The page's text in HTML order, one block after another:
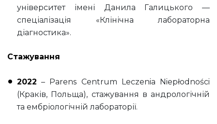
університет імені Данила Галицького —
спеціалізація «Клінічна лабораторна
діагностика».
Стажування
2022 – Parens Centrum Leczenia Niepłodności
(Краків, Польща), стажування в андрологічній
та ембріологічній лабораторії.